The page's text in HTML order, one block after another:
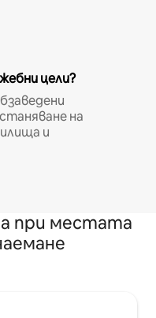
цели?
на
и
при местата